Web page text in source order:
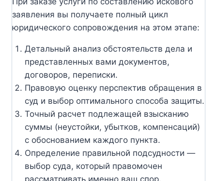
заявления вы получаете полный цикл
юридического сопровождения на этом этапе:
Детальный анализ обстоятельств дела и
представленных вами документов,
договоров, переписки.
Правовую оценку перспектив обращения в
суд и выбор оптимального способа защиты.
Точный расчет подлежащей взысканию
суммы (неустойки, убытков, компенсаций)
с обоснованием каждого пункта.
Определение правильной подсудности —
выбор суда, который правомочен
рассматривать именно ваш спор.